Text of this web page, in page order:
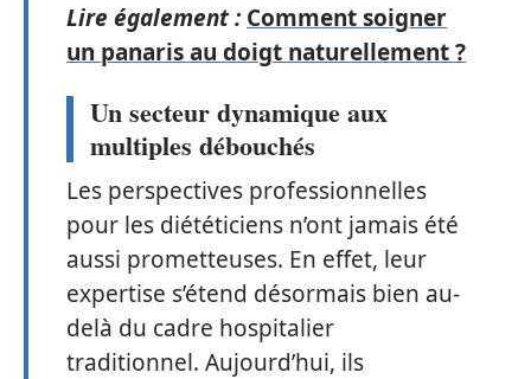
Lire également : Comment soigner
un panaris au doigt naturellement ?
Un secteur dynamique aux
multiples débouchés
Les perspectives professionnelles
pour les diététiciens n’ont jamais été
aussi prometteuses. En effet, leur
expertise s’étend désormais bien au-
delà du cadre hospitalier
traditionnel. Aujourd’hui, ils